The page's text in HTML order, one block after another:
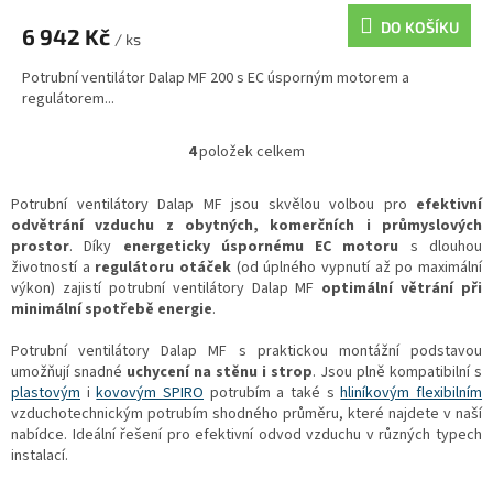
6 942 Kč / ks
DO KOŠÍKU
Potrubní ventilátor Dalap MF 200 s EC úsporným motorem a
regulátorem...
O
l
á
d
a
c
r
v
k
y
v
4položek celkem
Potrubní ventilátory Dalap MF jsou skvělou volbou pro efektivní
odvětrání vzduchu z obytných, komerčních i průmyslových
prostor. Díky energeticky úspornému EC motoru s dlouhou
životností a regulátoru otáček (od úplného vypnutí až po maximální
výkon) zajistí potrubní ventilátory Dalap MF optimální větrání při
minimální spotřebě energie.
Potrubní ventilátory Dalap MF s praktickou montážní podstavou
umožňují snadné uchycení na stěnu i strop. Jsou plně kompatibilní s
plastovým ikovovým SPIRO potrubím a také shliníkovým flexibilním
vzduchotechnickým potrubím shodného průměru, které najdete v naší
nabídce. Ideální řešení pro efektivní odvod vzduchu v různých typech
instalací.